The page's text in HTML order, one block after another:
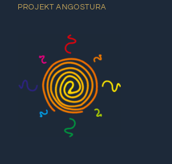
PROJEKT ANGOSTURA